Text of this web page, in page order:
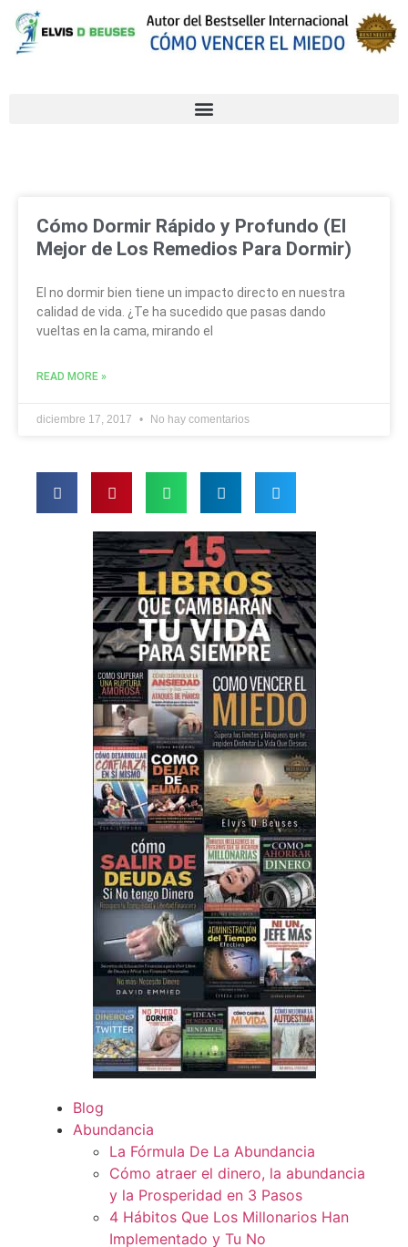
Cómo Dormir Rápido y Profundo (El
Mejor de Los Remedios Para Dormir)
El no dormir bien tiene un impacto directo en nuestra
calidad de vida. ¿Te ha sucedido que pasas dando
vueltas en la cama, mirando el
READ MORE »
diciembre 17, 2017 No hay comentarios
Blog
Abundancia
La Fórmula De La Abundancia
Cómo atraer el dinero, la abundancia
y la Prosperidad en 3 Pasos
4 Hábitos Que Los Millonarios Han
Implementado y Tu No